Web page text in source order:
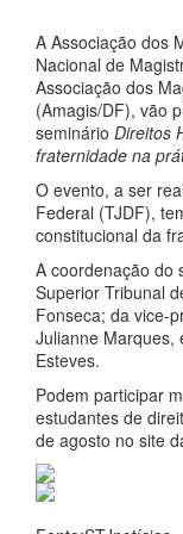
A Associação dos
Nacional de
Associação dos
(Amagis/DF), vão
seminário Direitos
fraternidade na
O evento, a ser
Federal (TJDF),
constitucional da
A coordenação do
Superior Tribunal
Fonseca; da vice-
Julianne Marques,
Esteves.
Podem participar
estudantes de
de agosto no site